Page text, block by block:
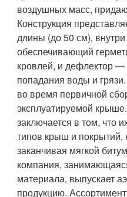
воздушных масс,
Конструкция
длины (до 50 см),
обеспечивающий
кровлей, и дефлектор
попадания воды и
во время первичной
эксплуатируемой
заключается в том, что
типов крыш и покрытий,
заканчивая мягкой
компания,
материала, выпускает
продукцию.